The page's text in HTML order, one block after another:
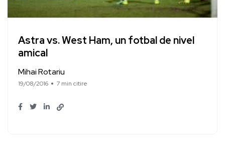
Astra vs. West Ham, un fotbal de nivel
amical
Mihai Rotariu
19/08/2016 7 min citire